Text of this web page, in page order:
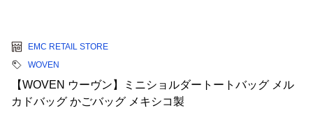
EMC RETAIL STORE
WOVEN
【WOVEN ウーヴン】ミニショルダートートバッグ メル
カドバッグ かごバッグ メキシコ製